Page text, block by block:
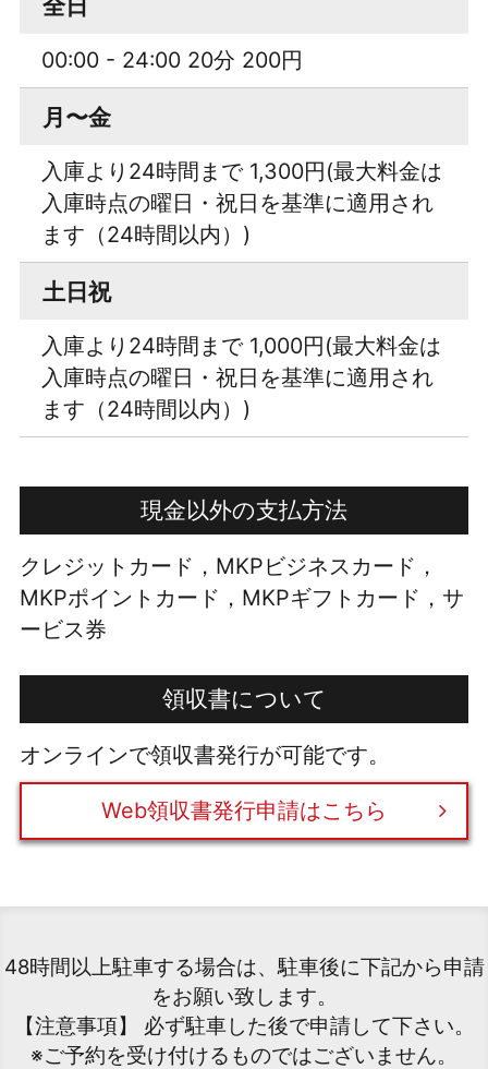
全日
00:00 - 24:00 20分 200円
月〜金
入庫より24時間まで 1,300円(最大料金は
入庫時点の曜日・祝日を基準に適用され
ます（24時間以内）)
土日祝
入庫より24時間まで 1,000円(最大料金は
入庫時点の曜日・祝日を基準に適用され
ます（24時間以内）)
現金以外の支払方法
クレジットカード，MKPビジネスカード，
MKPポイントカード，MKPギフトカード，サ
ービス券
領収書について
オンラインで領収書発行が可能です。
Web領収書発行申請はこちら
48時間以上駐車する場合は、駐車後に下記から申請
をお願い致します。
【注意事項】 必ず駐車した後で申請して下さい。
※ご予約を受け付けるものではございません。